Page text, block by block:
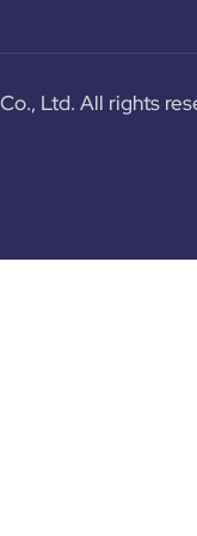
Ltd. All rights